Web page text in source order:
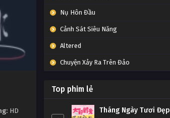
HD
Nụ Hôn Đầu
Cảnh Sát Siêu Năng
Altered
Chuyện Xảy Ra Trên Đảo
Top phim lẻ
Tháng Ngày Tươi Đẹp